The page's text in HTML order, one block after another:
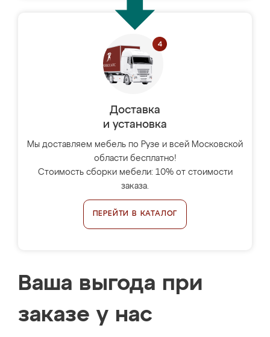
Доставка
и установка
Мы доставляем мебель по Рузе и всей Московской
области бесплатно!
Стоимость сборки мебели: 10% от стоимости
заказа.
ПЕРЕЙТИ В КАТАЛОГ
Ваша выгода при
заказе у нас